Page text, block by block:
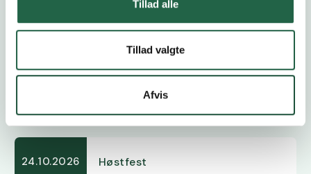
Tillad alle
Tillad valgte
Afvis
24.10.2026 Høstfest